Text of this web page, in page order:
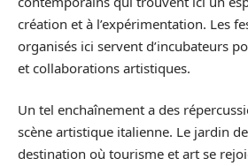
création et à l’expérimentation. Les
organisés ici servent d’incubateurs
et collaborations artistiques.
Un tel enchaînement a des
scène artistique italienne. Le jardin
destination où tourisme et art se